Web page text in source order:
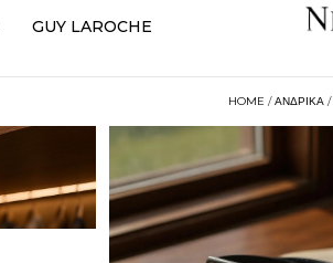
GUY LAROCHE
HOME /ΑΝΔΡΙΚΑ/